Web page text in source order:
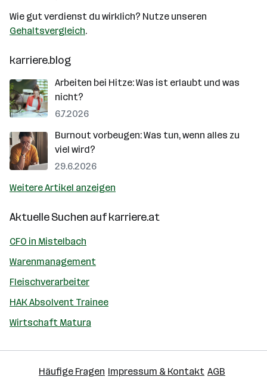
Wie gut verdienst du wirklich? Nutze unseren
Gehaltsvergleich.
karriere.blog
Arbeiten bei Hitze: Was ist erlaubt und was
nicht?
6.7.2026
Burnout vorbeugen: Was tun, wenn alles zu
viel wird?
29.6.2026
Weitere Artikel anzeigen
Aktuelle Suchen aufkarriere.at
CFO in Mistelbach
Warenmanagement
Fleischverarbeiter
HAK Absolvent Trainee
Wirtschaft Matura
Häufige Fragen Impressum & Kontakt AGB